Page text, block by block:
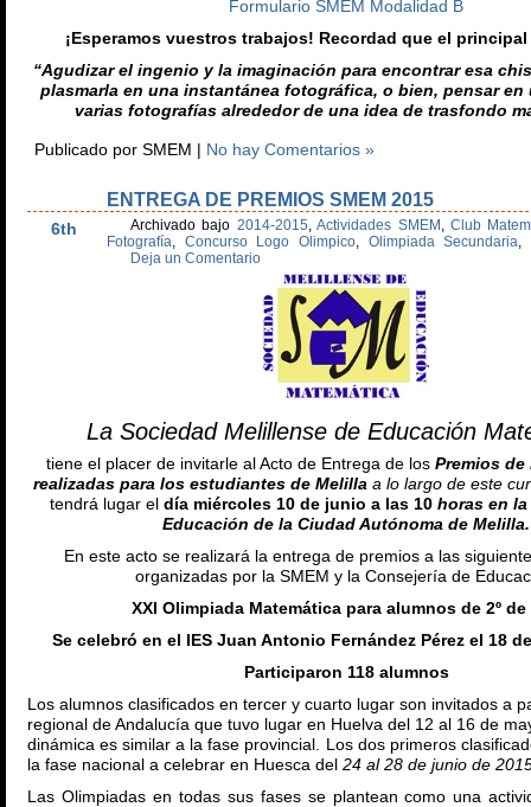
Formulario SMEM Modalidad B
¡Esperamos vuestros trabajos! Recordad que el
“Agudizar el ingenio y la imaginación para encontrar esa
plasmarla en una instantánea fotográfica, o bien, pensar en
varias fotografías alrededor de una idea de trasfondo
Publicado por SMEM | No hay Comentarios »
6th
ENTREGA DE PREMIOS SMEM 2015
Archivado bajo 2014-2015,Actividades SMEM , Club
Fotografía, Concurso Logo Olimpico, Olimpiada Secundaria,
Deja un Comentario
La Sociedad Melillense de Educación
tiene el placer de invitarle al Acto de Entrega de los Premios
realizadas para los estudiantes de Melilla a lo largo de este
tendrá lugar el día miércoles 10 de junio a las 10 horas en
Educación de la Ciudad Autónoma de Melilla.
En este acto se realizará la entrega de premios a las
organizadas por la SMEM y la Consejería de
XXI Olimpiada Matemática para alumnos de 2º de
Se celebró en el IES Juan Antonio Fernández Pérez el 18
Participaron 118 alumnos
Los alumnos clasificados en tercer y cuarto lugar son invitados a
regional de Andalucía que tuvo lugar en Huelva del 12 al 16 de
dinámica es similar a la fase provincial. Los dos primeros
la fase nacional a celebrar en Huesca del 24 al 28 de junio de
Las Olimpiadas en todas sus fases se plantean como una